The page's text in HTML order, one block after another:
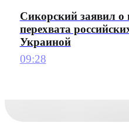
Сикорский заявил о
перехвата
Украиной
09:28